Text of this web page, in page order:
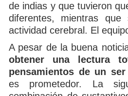
de indias y que tuvieron
diferentes, mientras
actividad cerebral. El
A pesar de la buena
obtener una lectura
pensamientos de un
es prometedor. La